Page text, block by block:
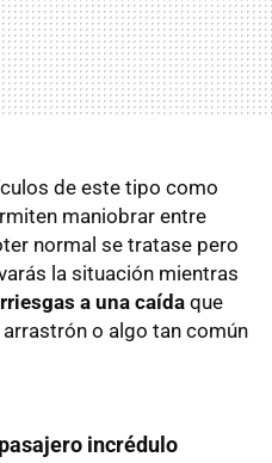
de este tipo como
maniobrar entre
normal se tratase pero
la situación mientras
a una caídaque
o algo tan común
incrédulo